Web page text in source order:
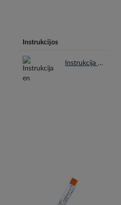
Instrukcijos
Instrukcija en.pdf